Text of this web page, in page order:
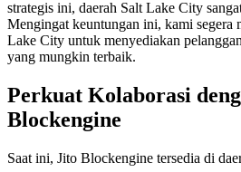
strategis ini, daerah Salt Lake City
Mengingat keuntungan ini, kami segera
Lake City untuk menyediakan
yang mungkin terbaik.
Perkuat Kolaborasi
Blockengine
Saat ini, Jito Blockengine tersedia di